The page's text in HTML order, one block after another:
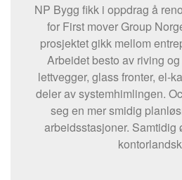
NP Bygg fikk i oppdrag å
for First mover Group
prosjektet gikk mellom
Arbeidet besto av riving
lettvegger, glass fronter, el-
deler av systemhimlingen.
seg en mer smidig
arbeidsstasjoner. Samtidig